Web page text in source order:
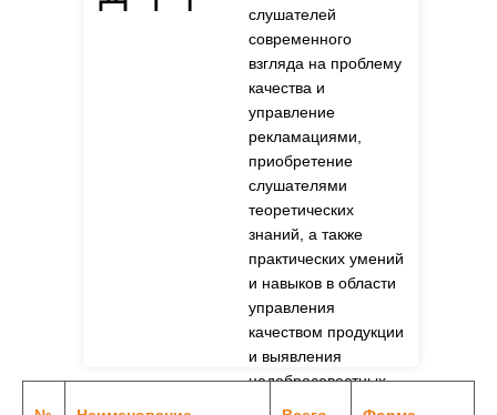
слушателей
современного
взгляда на проблему
качества и
управление
рекламациями,
приобретение
слушателями
теоретических
знаний, а также
практических умений
и навыков в области
управления
качеством продукции
и выявления
недобросовестных